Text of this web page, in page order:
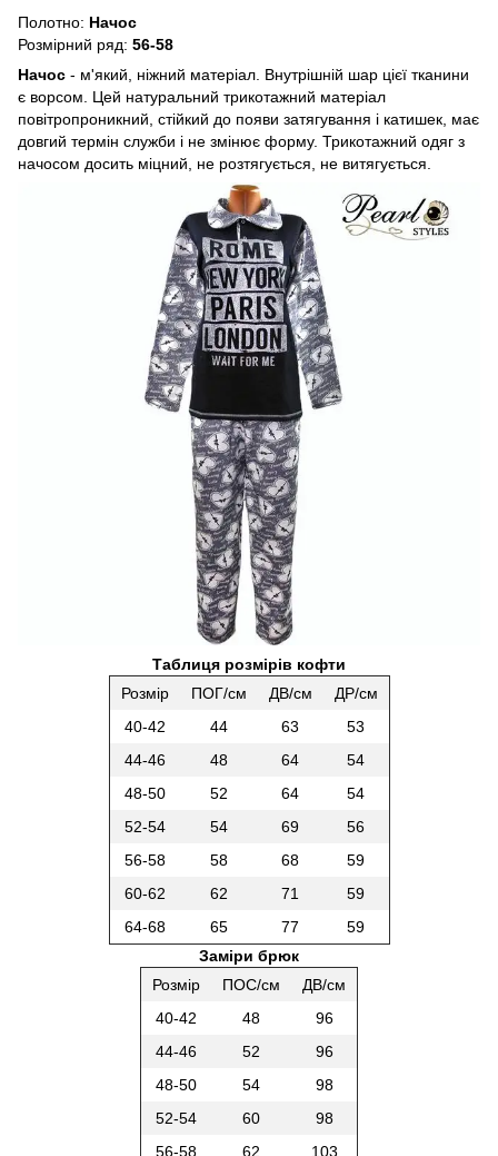
Полотно: Начос
Розмірний ряд: 56-58
Начос - м'який, ніжний матеріал. Внутрішній шар цієї тканини
є ворсом. Цей натуральний трикотажний матеріал
повітропроникний, стійкий до появи затягування і катишек, має
довгий термін служби і не змінює форму. Трикотажний одяг з
начосом досить міцний, не розтягується, не витягується.
Таблиця розмірів кофти
Розмір
ПОГ/см ДВ/см
ДР/см
40-42
44 63
53
44-46
48 64
54
48-50
52 64
54
52-54
54 69
56
56-58
58 68
59
60-62
62 71
59
64-68
65 77
59
Заміри брюк
Розмір
ПОС/см
ДВ/см
40-42
48
96
44-46
52
96
48-50
54
98
52-54
60
98
56-58
62 103